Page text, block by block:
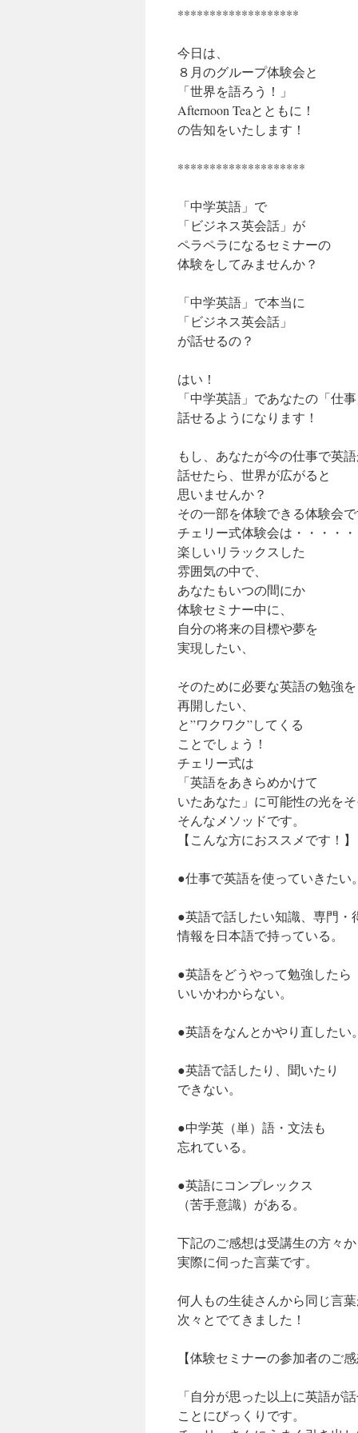
*******************
今日は、
８月のグループ体験会と
「世界を語ろう！」
Afternoon Teaとともに！
の告知をいたします！
********************
「中学英語」で
「ビジネス英会話」が
ペラペラになるセミナーの
体験をしてみませんか？
「中学英語」で本当に
「ビジネス英会話」
が話せるの？
はい！
「中学英語」であなたの「仕
話せるようになります！
もし、あなたが今の仕事で英
話せたら、世界が広がると
思いませんか？
その一部を体験できる体験会で
チェリー式体験会は・・・・・
楽しいリラックスした
雰囲気の中で、
あなたもいつの間にか
体験セミナー中に、
自分の将来の目標や夢を
実現したい、
そのために必要な英語の勉強を
再開したい、
と”ワクワク”してくる
ことでしょう！
チェリー式は
「英語をあきらめかけて
いたあなた」に可能性の光をそ
そんなメソッドです。
【こんな方におススメです！】
●仕事で英語を使っていきたい。
●英語で話したい知識、専門・
情報を日本語で持っている。
●英語をどうやって勉強したら
いいかわからない。
●英語をなんとかやり直したい。
●英語で話したり、聞いたり
できない。
●中学英（単）語・文法も
忘れている。
●英語にコンプレックス
（苦手意識）がある。
下記のご感想は受講生の方々か
実際に伺った言葉です。
何人もの生徒さんから同じ言
次々とでてきました！
【体験セミナーの参加者のご感
「自分が思った以上に英語が
ことにびっくりです。